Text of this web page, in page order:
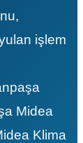
işlem
Midea
Klima